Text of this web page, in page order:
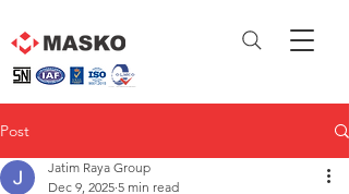
Post
Jatim Raya Group
Dec 9, 2025 5 min read